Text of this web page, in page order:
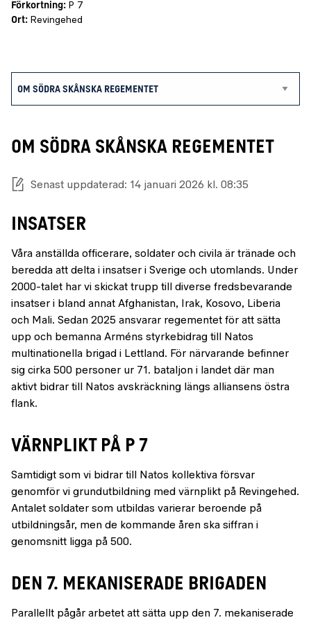
Förkortning: P 7
Ort: Revingehed
OM SÖDRA SKÅNSKA REGEMENTET
Senast uppdaterad: 14 januari 2026 kl. 08:35
INSATSER
Våra anställda officerare, soldater och civila är tränade och
beredda att delta i insatser i Sverige och utomlands. Under
2000-talet har vi skickat trupp till diverse fredsbevarande
insatser i bland annat Afghanistan, Irak, Kosovo, Liberia
och Mali. Sedan 2025 ansvarar regementet för att sätta
upp och bemanna Arméns styrkebidrag till Natos
multinationella brigad i Lettland. För närvarande befinner
sig cirka 500 personer ur 71. bataljon i landet där man
aktivt bidrar till Natos avskräckning längs alliansens östra
flank.
VÄRNPLIKT PÅ P 7
Samtidigt som vi bidrar till Natos kollektiva försvar
genomför vi grundutbildning med värnplikt på Revingehed.
Antalet soldater som utbildas varierar beroende på
utbildningsår, men de kommande åren ska siffran i
genomsnitt ligga på 500.
DEN 7. MEKANISERADE BRIGADEN
Parallellt pågår arbetet att sätta upp den 7. mekaniserade